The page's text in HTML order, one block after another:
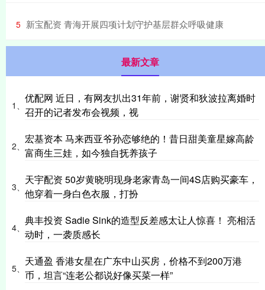
5 ​新宝配资 青海开展四项计划守护基层群众呼吸健康
最新文章
1、
优配网 近日，有网友扒出31年前，谢贤和狄波拉离婚时
召开的记者发布会视频，视
2、
宏基资本 马来西亚爷孙恋够绝的！昔日甜美童星嫁高龄
富商生三娃，如今独自抚养孩子
3、
天宇配资 50岁黄晓明现身老家青岛一间4S店购买豪车，
他穿着一身白色衣服，打扮
4、
典丰投资 Sadie Sink的造型反差感太让人惊喜！ 亮相活
动时，一袭质感长
5、
天通盈 香港女星在广东中山买房，价格不到200万港
币，坦言“连老公都说好像买菜一样”